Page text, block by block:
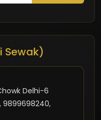
Sewak)
Delhi-6
9899698240,